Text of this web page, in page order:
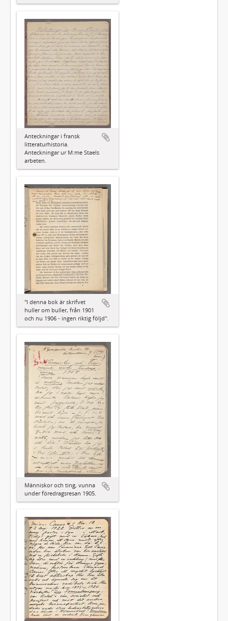
Anteckningar i fransk
litteraturhistoria.
Anteckningar ur M:me Staels
arbeten.
"I denna bok är skrifvet
huller om buller, från 1901
och nu 1906 - ingen riktig följd".
Människor och ting, vunna
under föredragsresan 1905.